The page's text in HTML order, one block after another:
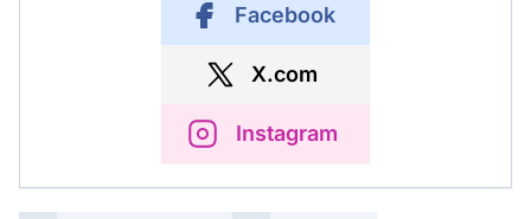
Facebook
X.com
Instagram